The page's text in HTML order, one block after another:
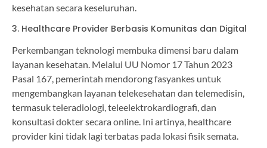
kesehatan secara keseluruhan.
3. Healthcare Provider Berbasis Komunitas dan Digital
Perkembangan teknologi membuka dimensi baru dalam
layanan kesehatan. Melalui UU Nomor 17 Tahun 2023
Pasal 167, pemerintah mendorong fasyankes untuk
mengembangkan layanan telekesehatan dan telemedisin,
termasuk teleradiologi, teleelektrokardiografi, dan
konsultasi dokter secara online. Ini artinya, healthcare
provider kini tidak lagi terbatas pada lokasi fisik semata.